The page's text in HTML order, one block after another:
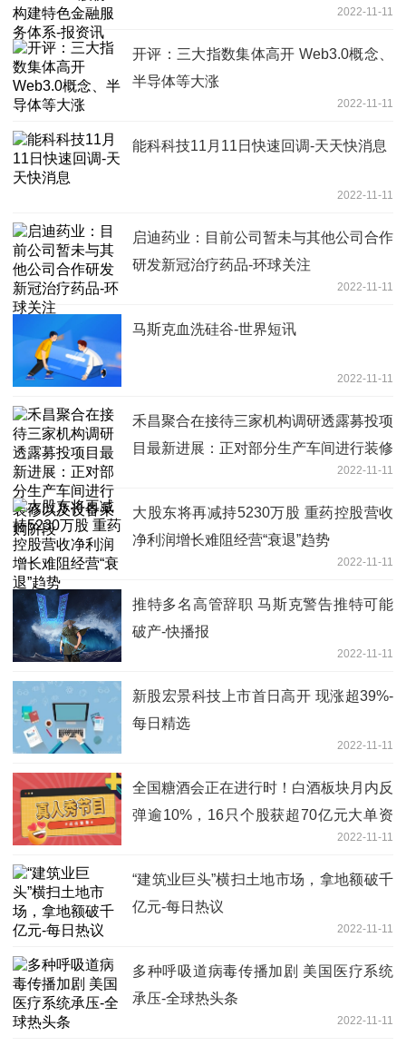
2022-11-11
开评：三大指数集体高开 Web3.0概念、
半导体等大涨
2022-11-11
能科科技11月11日快速回调-天天快消息
2022-11-11
启迪药业：目前公司暂未与其他公司合作
研发新冠治疗药品-环球关注
2022-11-11
马斯克血洗硅谷-世界短讯
2022-11-11
禾昌聚合在接待三家机构调研透露募投项
目最新进展：正对部分生产车间进行装修
2022-11-11
大股东将再减持5230万股 重药控股营收
净利润增长难阻经营“衰退”趋势
2022-11-11
推特多名高管辞职 马斯克警告推特可能
破产-快播报
2022-11-11
新股宏景科技上市首日高开 现涨超39%-
每日精选
2022-11-11
全国糖酒会正在进行时！白酒板块月内反
弹逾10%，16只个股获超70亿元大单资
2022-11-11
“建筑业巨头”横扫土地市场，拿地额破千
亿元-每日热议
2022-11-11
多种呼吸道病毒传播加剧 美国医疗系统
承压-全球热头条
2022-11-11